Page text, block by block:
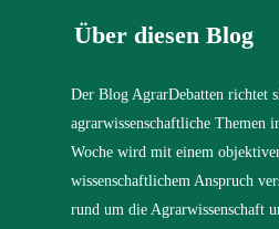
Über diesen Blog
Der Blog AgrarDebatten richtet
agrarwissenschaftliche Themen
Woche wird mit einem
wissenschaftlichem Anspruch
rund um die Agrarwissenschaft